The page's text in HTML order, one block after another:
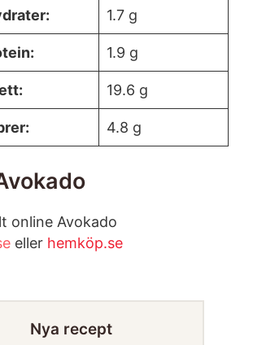
1.7 g
1.9 g
19.6 g
4.8 g
online Avokado
eller hemköp.se
Nya recept